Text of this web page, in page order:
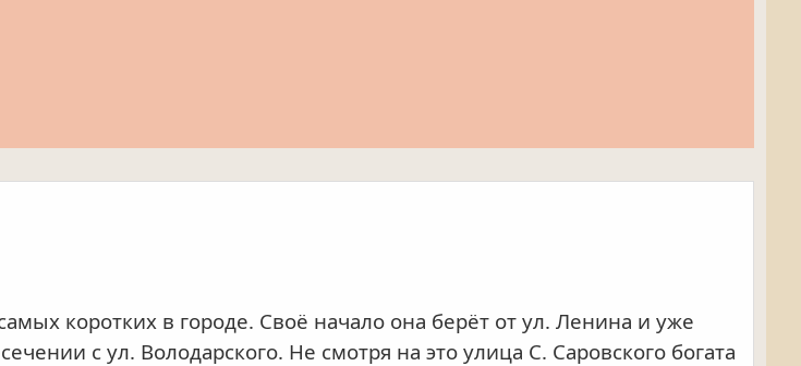
коротких в городе. Своё начало она берёт от ул. Ленина и уже
с ул. Володарского. Не смотря на это улица С. Саровского богата